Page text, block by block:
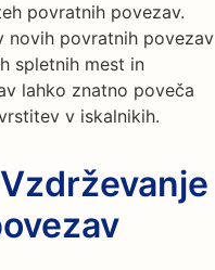
povratnih povezav.
novih povratnih povezav
spletnih mest in
lahko znatno poveča
v iskalnikih.